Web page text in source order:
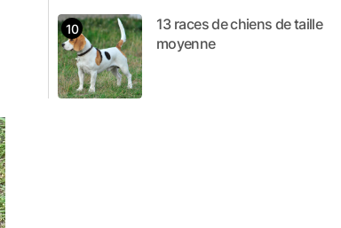
13 races de chiens de taille
moyenne